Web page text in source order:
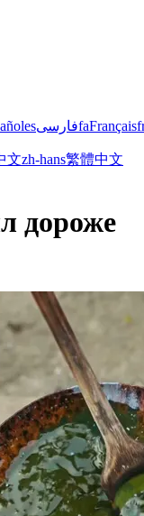
esفارسیfaFrançais
文zh-hans繁體中文
дороже